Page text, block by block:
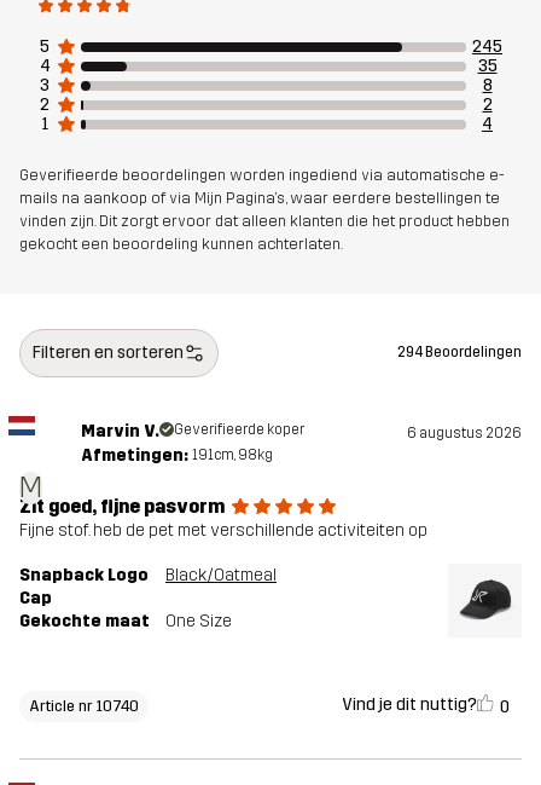
5
245
4
35
3
8
2
2
1
4
Geverifieerde beoordelingen worden ingediend via automatische e-
mails na aankoop of via Mijn Pagina's, waar eerdere bestellingen te
vinden zijn. Dit zorgt ervoor dat alleen klanten die het product hebben
gekocht een beoordeling kunnen achterlaten.
Filteren en sorteren 294 Beoordelingen
M
Marvin V. Geverifieerde koper 6 augustus 2026
Afmetingen: 191cm, 98kg
Zit goed, fijne pasvorm
Fijne stof. heb de pet met verschillende activiteiten op
Snapback Logo
Cap
Black/Oatmeal
Gekochte maat One Size
Article nr 10740 Vind je dit nuttig? 0